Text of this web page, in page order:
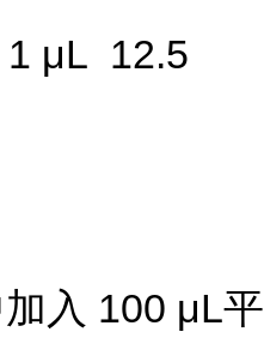
μL 12.5
加入 100 μL平